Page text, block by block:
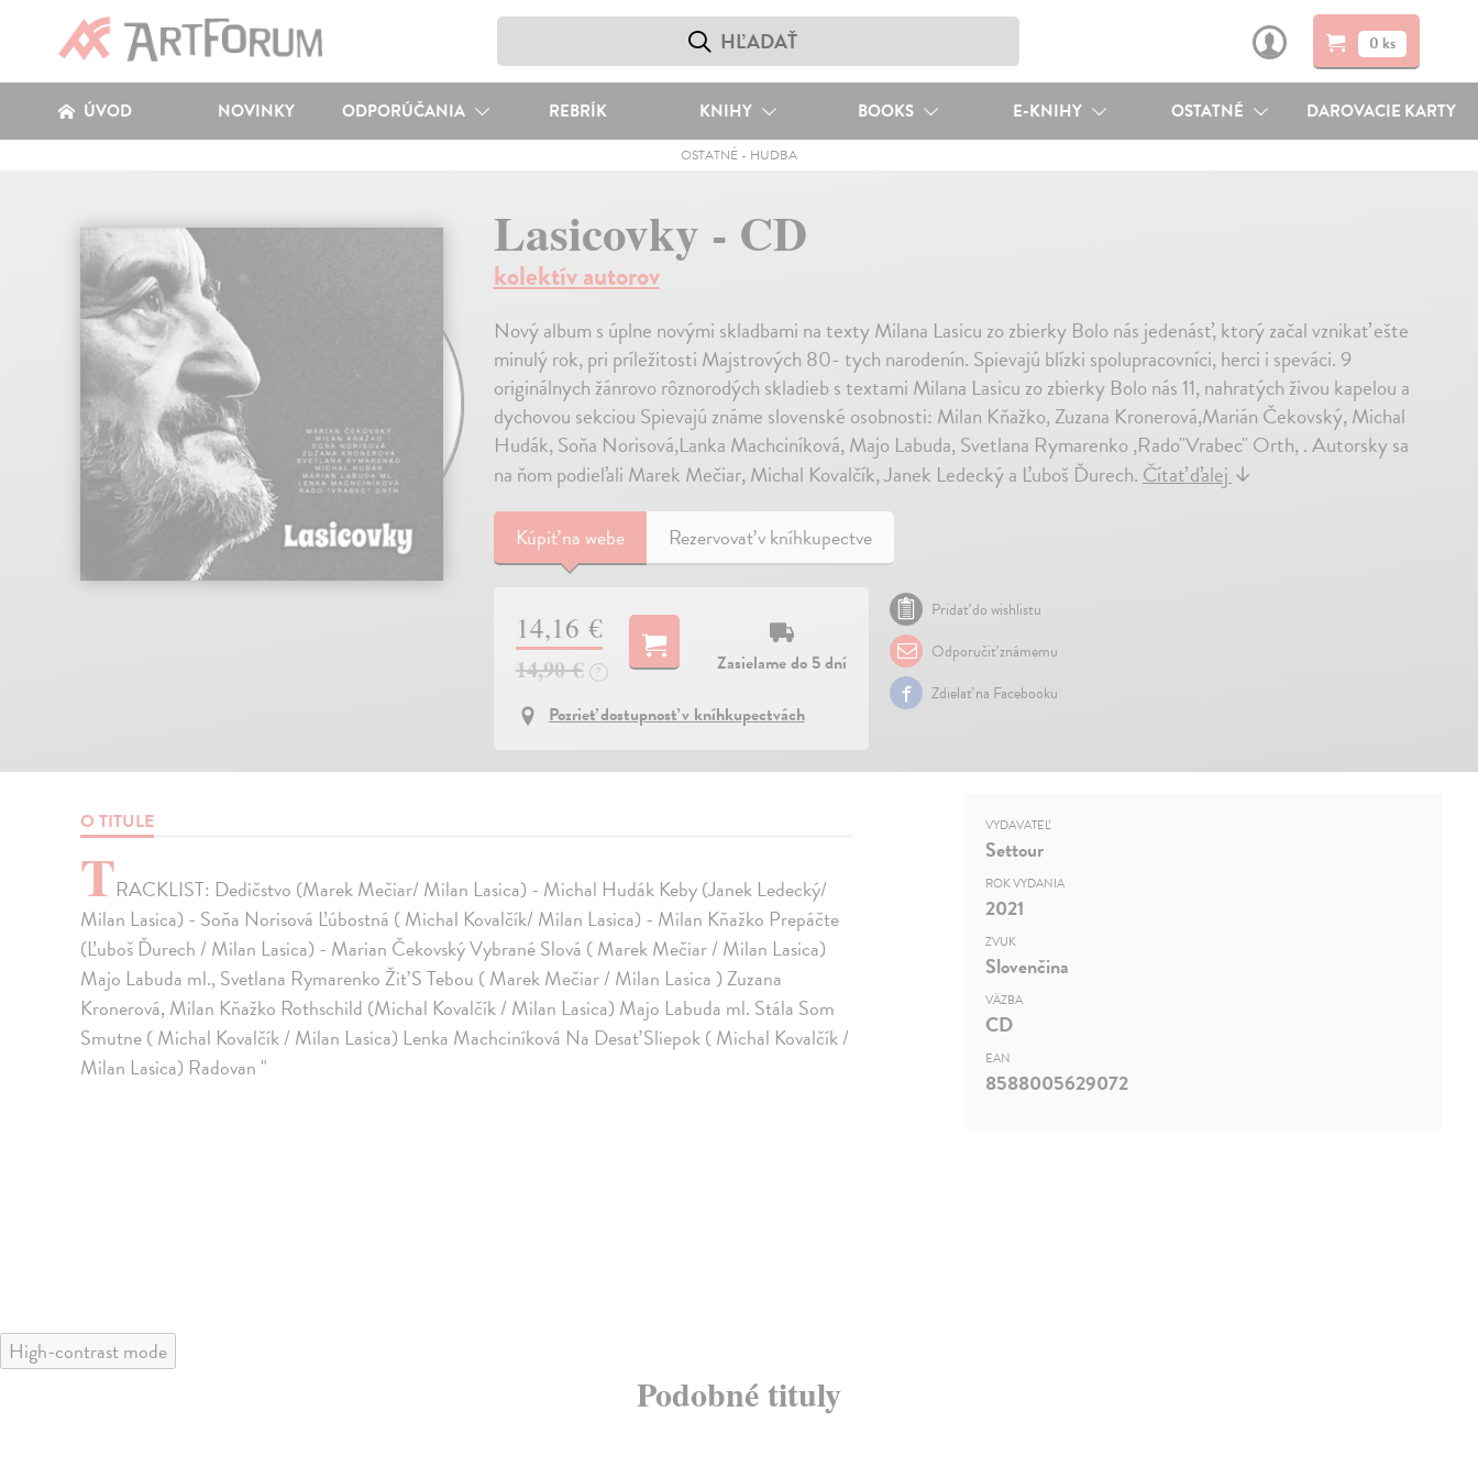
0 ks
ÚVOD NOVINKY ODPORÚČANIA REBRÍK KNIHY BOOKS E-KNIHY OSTATNÉ DAROVACIE KARTY
OSTATNÉ- HUDBA
Lasicovky - CD
kolektív autorov
Nový album s úplne novými skladbami na texty Milana Lasicu zo zbierky Bolo nás jedenásť, ktorý začal vznikať ešte
minulý rok, pri príležitosti Majstrových 80- tych narodenín. Spievajú blízki spolupracovníci, herci i speváci. 9
originálnych žánrovo rôznorodých skladieb s textami Milana Lasicu zo zbierky Bolo nás 11, nahratých živou kapelou a
dychovou sekciou Spievajú známe slovenské osobnosti: Milan Kňažko, Zuzana Kronerová,Marián Čekovský, Michal
Hudák, Soňa Norisová,Lanka Machciníková, Majo Labuda, Svetlana Rymarenko ,Rado"Vrabec" Orth, . Autorsky sa
na ňom podieľali Marek Mečiar, Michal Kovalčík, Janek Ledecký a Ľuboš Ďurech.Čítať ďalej↓
Kúpiťna webe Rezervovať v kníhkupectve
14,16 €
14,90 € ?
Zasielame do 5 dní
Pozrieť dostupnosť v kníhkupectvách
Pridať do wishlistu
Odporučiť známemu
Zdielať na Facebooku
O TITULE
TRACKLIST: Dedičstvo (Marek Mečiar/ Milan Lasica) - Michal Hudák Keby (Janek Ledecký/
Milan Lasica) - Soňa Norisová Ľúbostná ( Michal Kovalčík/ Milan Lasica) - Milan Kňažko Prepáčte
(Ľuboš Ďurech / Milan Lasica) - Marian Čekovský Vybrané Slová ( Marek Mečiar / Milan Lasica)
Majo Labuda ml., Svetlana Rymarenko Žiť S Tebou ( Marek Mečiar / Milan Lasica ) Zuzana
Kronerová, Milan Kňažko Rothschild (Michal Kovalčík / Milan Lasica) Majo Labuda ml. Stála Som
Smutne ( Michal Kovalčík / Milan Lasica) Lenka Machciníková Na Desať Sliepok ( Michal Kovalčík /
Milan Lasica) Radovan "
VYDAVATEĽ
Settour
ROK VYDANIA
2021
ZVUK
Slovenčina
VÄZBA
CD
EAN
8588005629072
High-contrast mode
Podobné tituly